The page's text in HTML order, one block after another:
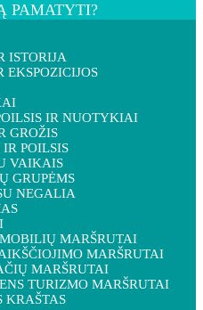
PAMATYTI?
ISTORIJA
EKSPOZICIJOS
IR NUOTYKIAI
GROŽIS
IR POILSIS
VAIKAIS
GRUPĖMS
NEGALIA
MARŠRUTAI
MARŠRUTAI
MARŠRUTAI
TURIZMO MARŠRUTAI
KRAŠTAS